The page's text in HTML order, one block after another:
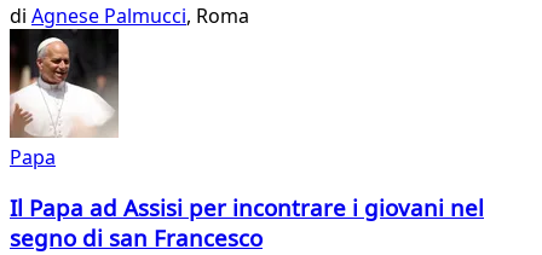
di Agnese Palmucci, Roma
Papa
Il Papa ad Assisi per incontrare i giovani nel
segno di san Francesco